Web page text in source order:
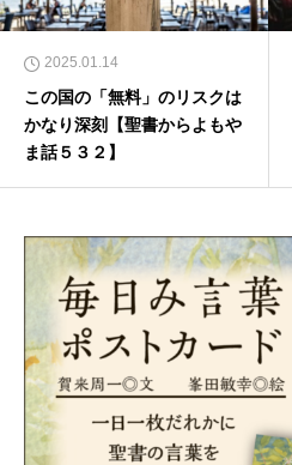
2025.01.14
この国の「無料」のリスクは
かなり深刻【聖書からよもや
ま話５３２】